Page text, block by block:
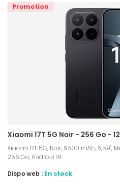
Promotion
Xiaomi 17T 5G Noir - 256 Go -
Xiaomi 17T 5G, Noir, 6500 mAh, 6,59",
256 Go, Android 16
Dispo web : En stock